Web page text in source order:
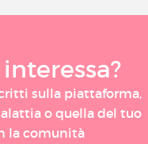
sulla piattaforma,
o quella del tuo
la comunità